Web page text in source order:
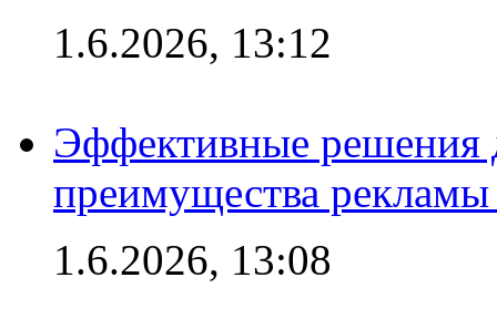
1.6.2026, 13:12
Эффективные решения
преимущества рекламы
1.6.2026, 13:08